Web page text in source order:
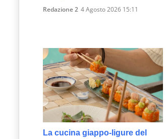
Redazione 2 4 Agosto 2026 15:11
La cucina giappo-ligure del